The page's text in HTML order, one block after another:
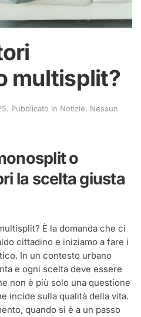
multisplit?
. Pubblicato in Notizie. Nessun
o
la scelta giusta
È la domanda che ci
cittadino e iniziamo a fare i
In un contesto urbano
e ogni scelta deve essere
non è più solo una questione
incide sulla qualità della vita.
quando si è a un passo